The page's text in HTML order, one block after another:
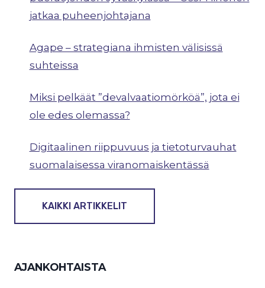
jatkaa puheenjohtajana
Agape – strategiana ihmisten välisissä
suhteissa
Miksi pelkäät ”devalvaatiomörköä”, jota ei
ole edes olemassa?
Digitaalinen riippuvuus ja tietoturvauhat
suomalaisessa viranomaiskentässä
KAIKKI ARTIKKELIT
AJANKOHTAISTA